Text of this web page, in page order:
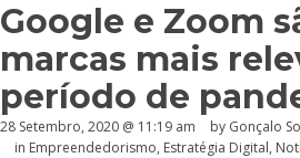
Google e Zoom
marcas mais
período de
28 Setembro, 2020 @ 11:19 am by Gonçalo
in Empreendedorismo, Estratégia Digital,